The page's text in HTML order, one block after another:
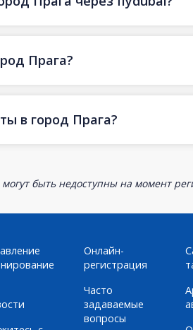
Прага?
в город Прага?
быть недоступны на момент
Онлайн-
регистрация
Часто
задаваемые
вопросы